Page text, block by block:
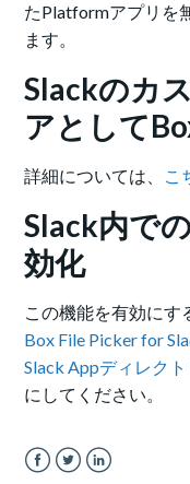
たPlatformアプリを
ます。
Slackのカ
アとして
詳細については、 こ
Slack内で
効化
この機能を有効にす
Box File Picker for
Slack Appディレク
にしてください。